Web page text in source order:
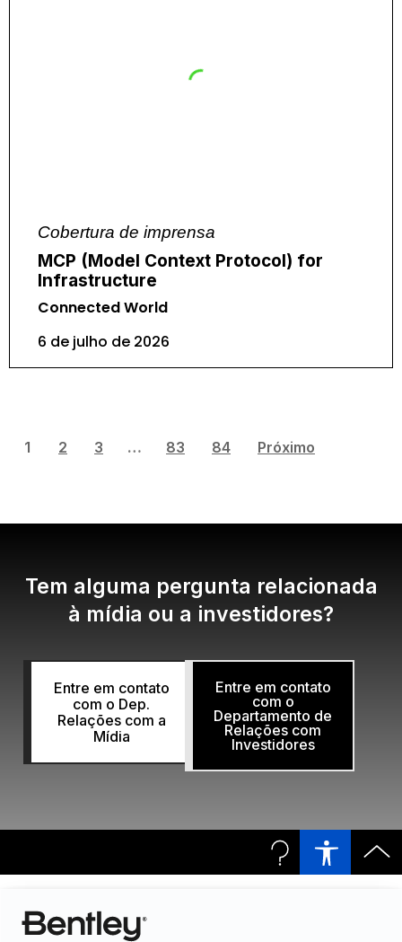
Cobertura de imprensa
MCP (Model Context Protocol) for
Infrastructure
Connected World
6 de julho de 2026
1 2 3 … 83 84 Próximo
Tem alguma pergunta relacionada
à mídia ou a investidores?
Entre em contato
com o Dep.
Relações com a
Mídia
Entre em contato
com o
Departamento de
Relações com
Investidores